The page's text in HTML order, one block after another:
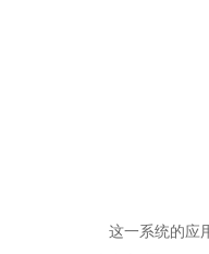
这一系统的应用